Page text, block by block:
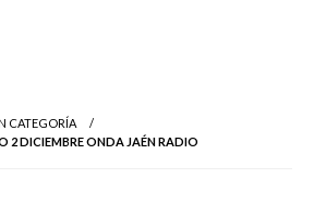
CATEGORÍA
2 DICIEMBRE ONDA JAÉN RADIO